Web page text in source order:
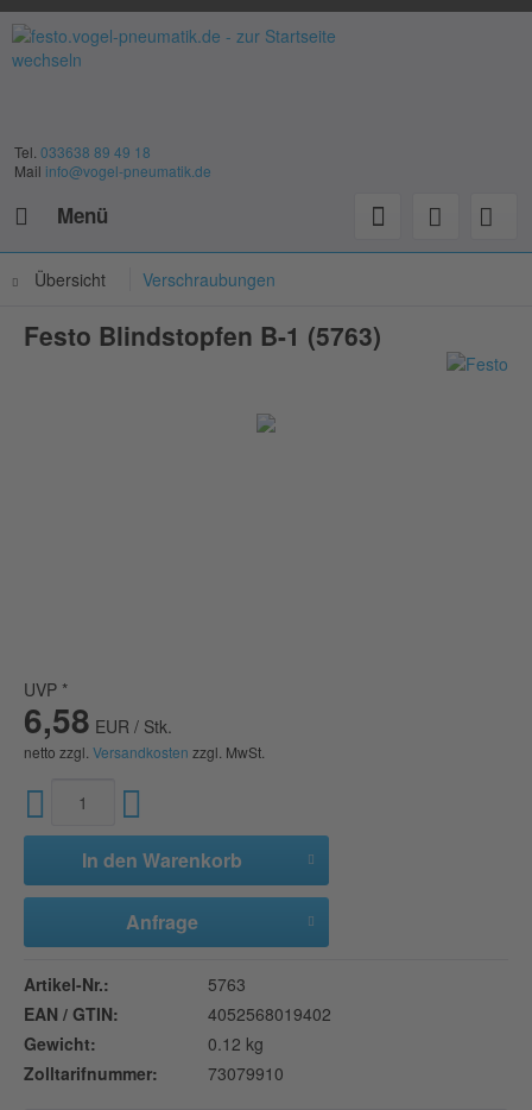
Tel. 033638 89 49 18
Mail info@vogel-pneumatik.de
Menü
Übersicht Verschraubungen
Festo Blindstopfen B-1 (5763)
UVP *
6,58 EUR / Stk.
netto zzgl. Versandkosten zzgl. MwSt.
In den Warenkorb
Anfrage
Artikel-Nr.:
5763
EAN / GTIN:
4052568019402
Gewicht:
0.12 kg
Zolltarifnummer:
73079910